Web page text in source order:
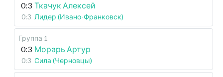
0:3 Ткачук Алексей
0:3 Лидер (Ивано-Франковск)
Группа 1
0:3 Морарь Артур
0:3 Сила (Черновцы)